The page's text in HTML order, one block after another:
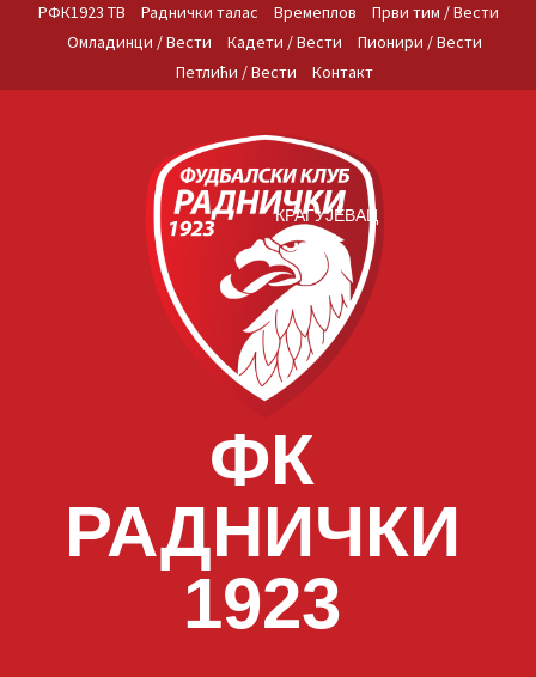
РФК1923 ТВ Раднички талас Времеплов
Први тим / Вести
Омладинци / Вести
Кадети / Вести
Пионири / Вести
Петлићи / Вести
Контакт
ФК
РАДНИЧКИ
1923
КРАГУЈЕВАЦ